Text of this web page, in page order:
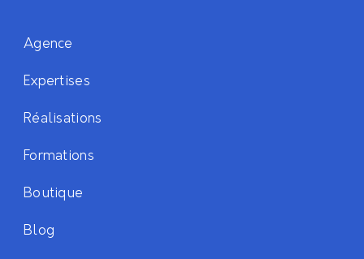
Agence
Expertises
Réalisations
Formations
Boutique
Blog